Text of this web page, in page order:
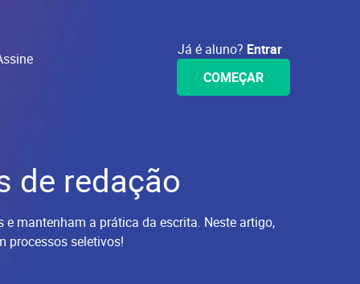
Já é aluno? Entrar
COMEÇAR
de redação
mantenham a prática da escrita. Neste artigo,
processos seletivos!